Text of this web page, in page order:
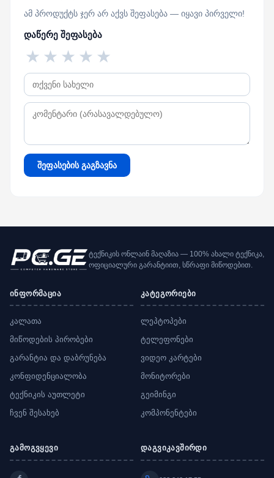
ამ პროდუქტს ჯერ არ აქვს შეფასება — იყავი პირველი!
დაწერე შეფასება
★
★
★
★
★
შეფასების გაგზავნა
ტექნიკის ონლაინ მაღაზია — 100% ახალი ტექნიკა,
ოფიციალური გარანტიით, სწრაფი მიწოდებით.
ინფორმაცია
კალათა
მიწოდების პირობები
გარანტია და დაბრუნება
კონფიდენციალობა
ტექნიკის აუთლეტი
ჩვენ შესახებ
კატეგორიები
ლეპტოპები
ტელეფონები
ვიდეო კარტები
მონიტორები
გეიმინგი
კომპონენტები
გამოგვყევი დაგვიკავშირდი